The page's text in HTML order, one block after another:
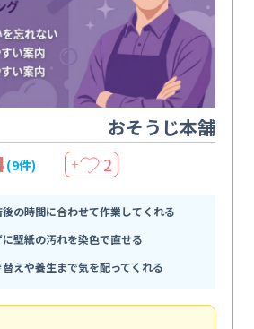
おそうじ本舗
(9件) ＋ 2
の時間に合わせて作業してくれる
壁紙の汚れを染色で直せる
えや養生まで気を配ってくれる